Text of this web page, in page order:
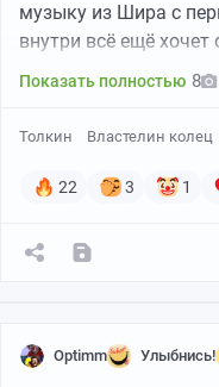
музыку из Шира с
внутри всё ещё
Показать полностью 8
Толкин Властелин колец
22 3 1
Optimm Улыбнись!